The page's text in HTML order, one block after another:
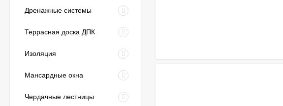
Дренажные системы
Террасная доска ДПК
Изоляция
Мансардные окна
Чердачные лестницы